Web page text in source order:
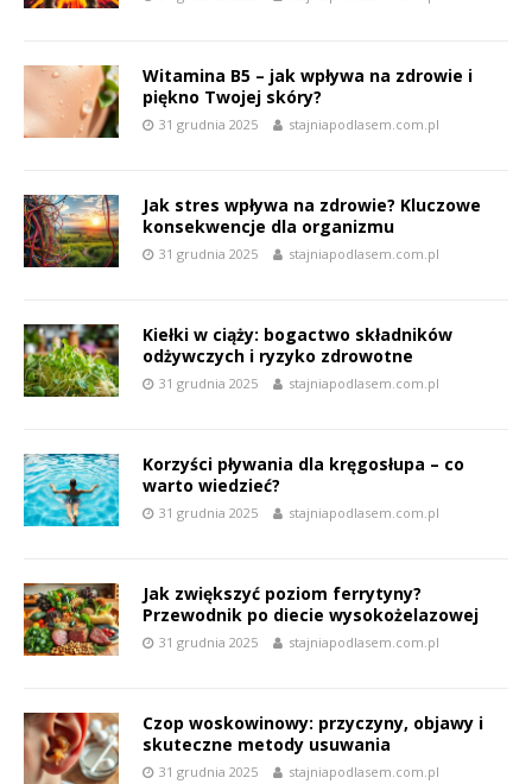
Witamina B5 – jak wpływa na zdrowie i
piękno Twojej skóry?
31 grudnia 2025 stajniapodlasem.com.pl
Jak stres wpływa na zdrowie? Kluczowe
konsekwencje dla organizmu
31 grudnia 2025 stajniapodlasem.com.pl
Kiełki w ciąży: bogactwo składników
odżywczych i ryzyko zdrowotne
31 grudnia 2025 stajniapodlasem.com.pl
Korzyści pływania dla kręgosłupa – co
warto wiedzieć?
31 grudnia 2025 stajniapodlasem.com.pl
Jak zwiększyć poziom ferrytyny?
Przewodnik po diecie wysokożelazowej
31 grudnia 2025 stajniapodlasem.com.pl
Czop woskowinowy: przyczyny, objawy i
skuteczne metody usuwania
31 grudnia 2025 stajniapodlasem.com.pl